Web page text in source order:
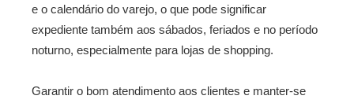
e o calendário do varejo, o que pode significar
expediente também aos sábados, feriados e no período
noturno, especialmente para lojas de shopping.
Garantir o bom atendimento aos clientes e manter-se